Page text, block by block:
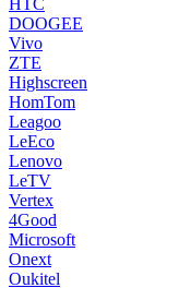
HTC
DOOGEE
Vivo
ZTE
Highscreen
HomTom
Leagoo
LeEco
Lenovo
LeTV
Vertex
4Good
Microsoft
Onext
Oukitel